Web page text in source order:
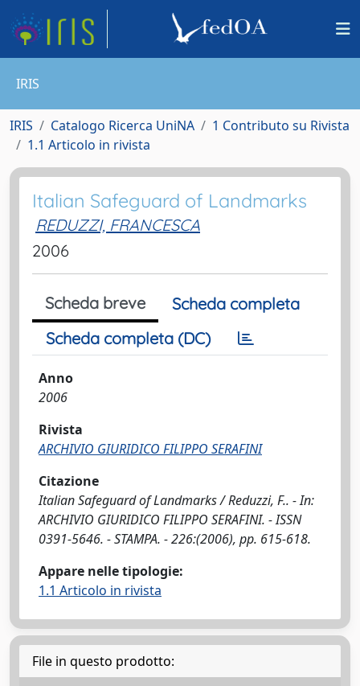
IRIS
IRIS Catalogo Ricerca UniNA
1 Contributo su Rivista
1.1 Articolo in rivista
Italian Safeguard of Landmarks
REDUZZI, FRANCESCA
2006
Scheda breve
Scheda completa
Scheda completa (DC)
Anno
2006
Rivista
ARCHIVIO GIURIDICO FILIPPO SERAFINI
Citazione
Italian Safeguard of Landmarks / Reduzzi, F.. - In:
ARCHIVIO GIURIDICO FILIPPO SERAFINI. - ISSN
0391-5646. - STAMPA. - 226:(2006), pp. 615-618.
Appare nelle tipologie:
1.1 Articolo in rivista
File in questo prodotto: